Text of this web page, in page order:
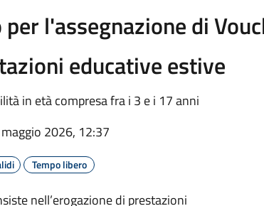
l'assegnazione di
educative estive
in età compresa fra i 3 e i 17 anni
2026, 12:37
Tempo libero
nell’erogazione di prestazioni